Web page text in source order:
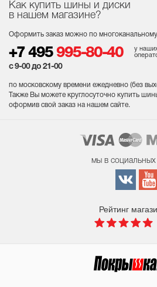
Как купить шины и диски
в нашем магазине?
Оформить заказ можно по
+7 495 995-80-40
у
с 9-00 до 21-00
по московскому времени ежедневно (без
Также Вы можете круглосуточно купить
оформив свой заказ на нашем сайте.
мы в социальных
Рейтинг